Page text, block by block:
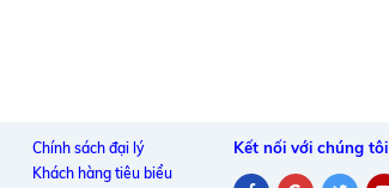
Chính sách đại lý
Khách hàng tiêu biểu
Kết nối với chúng tôi